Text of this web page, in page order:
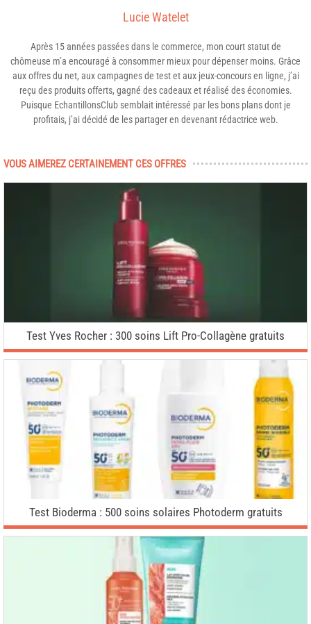
Lucie Watelet
Après 15 années passées dans le commerce, mon court statut de
chômeuse m’a encouragé à consommer mieux pour dépenser moins. Grâce
aux offres du net, aux campagnes de test et aux jeux-concours en ligne, j’ai
reçu des produits offerts, gagné des cadeaux et réalisé des économies.
Puisque EchantillonsClub semblait intéressé par les bons plans dont je
profitais, j’ai décidé de les partager en devenant rédactrice web.
VOUS AIMEREZ CERTAINEMENT CES OFFRES
Test Yves Rocher : 300 soins Lift Pro-Collagène gratuits
Test Bioderma : 500 soins solaires Photoderm gratuits